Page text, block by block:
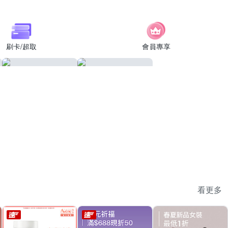
刷卡/超取 會員專享
看更多